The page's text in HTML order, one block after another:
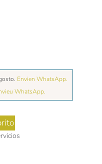
Envien WhatsApp.
WhatsApp.